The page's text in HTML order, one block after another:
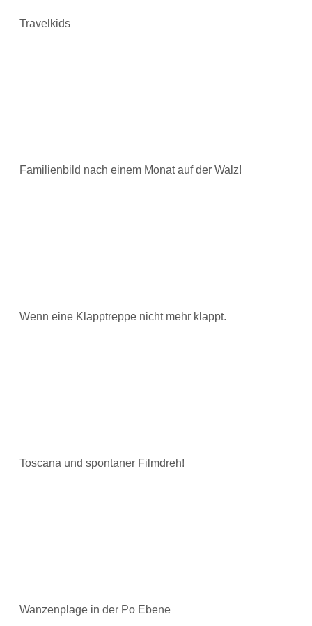
Travelkids
Familienbild nach einem Monat auf der Walz!
Wenn eine Klapptreppe nicht mehr klappt.
Toscana und spontaner Filmdreh!
Wanzenplage in der Po Ebene